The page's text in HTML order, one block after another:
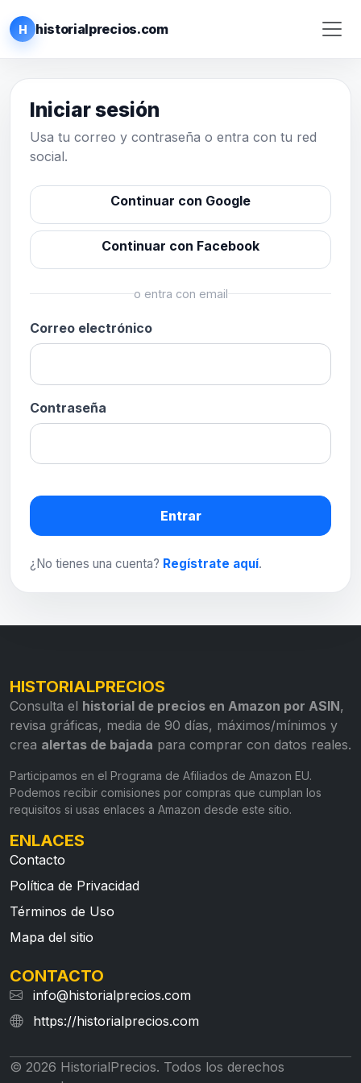
H historialprecios.com
Iniciar sesión
Usa tu correo y contraseña o entra con tu red
social.
Continuar con Google
Continuar con Facebook
o entra con email
Correo electrónico
Contraseña
Entrar
¿No tienes una cuenta? Regístrate aquí.
HISTORIALPRECIOS
Consulta el historial de precios en Amazon por ASIN,
revisa gráficas, media de 90 días, máximos/mínimos y
crea alertas de bajada para comprar con datos reales.
Participamos en el Programa de Afiliados de Amazon EU.
Podemos recibir comisiones por compras que cumplan los
requisitos si usas enlaces a Amazon desde este sitio.
ENLACES
Contacto
Política de Privacidad
Términos de Uso
Mapa del sitio
CONTACTO
info@historialprecios.com
https://historialprecios.com
© 2026 HistorialPrecios. Todos los derechos